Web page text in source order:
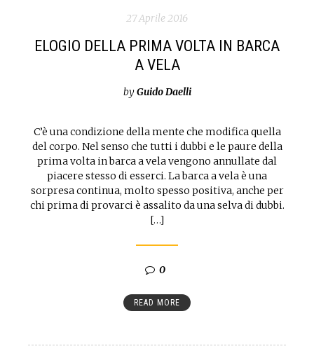
27 Aprile 2016
ELOGIO DELLA PRIMA VOLTA IN BARCA
A VELA
byGuido Daelli
C’è una condizione della mente che modifica quella
del corpo. Nel senso che tutti i dubbi e le paure della
prima volta in barca a vela vengono annullate dal
piacere stesso di esserci. La barca a vela è una
sorpresa continua, molto spesso positiva, anche per
chi prima di provarci è assalito da una selva di dubbi.
[…]
0
READ MORE